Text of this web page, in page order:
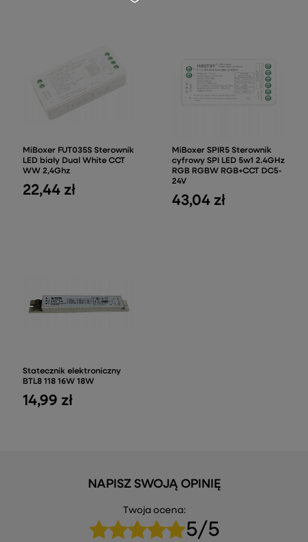
MiBoxer FUT035S Sterownik
LED biały Dual White CCT
WW 2,4Ghz
22,44 zł
MiBoxer SPIR5 Sterownik
cyfrowy SPI LED 5w1 2.4GHz
RGB RGBW RGB+CCT DC5-
24V
43,04 zł
Statecznik elektroniczny
BTL8 118 16W 18W
14,99 zł
NAPISZ SWOJĄ OPINIĘ
Twoja ocena:
5/5